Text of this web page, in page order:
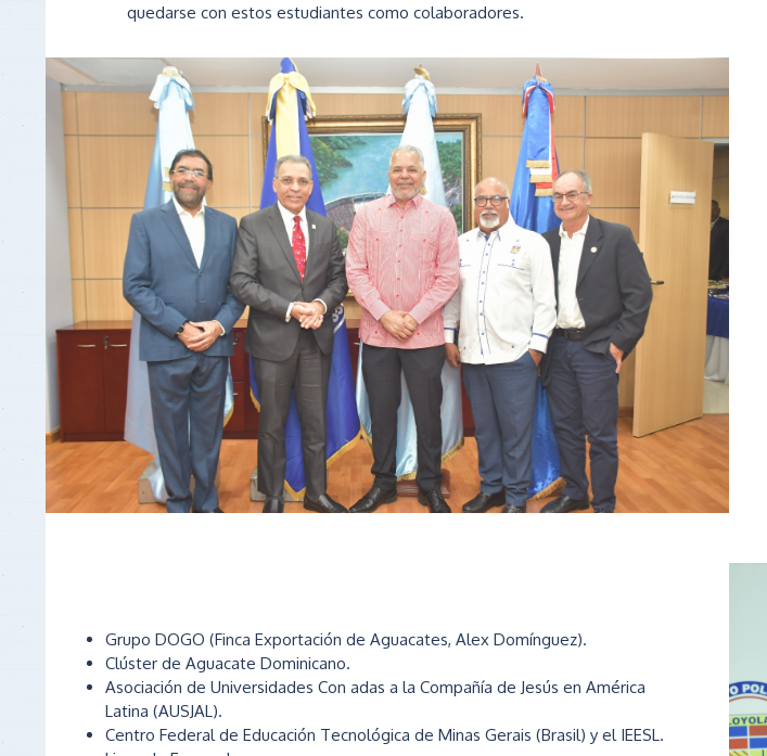
quedarse con estos estudiantes como colaboradores.
Grupo DOGO (Finca Exportación de Aguacates, Alex Domínguez).
Clúster de Aguacate Dominicano.
Asociación de Universidades Con adas a la Compañía de Jesús en América
Latina (AUSJAL).
Centro Federal de Educación Tecnológica de Minas Gerais (Brasil) y el IEESL.